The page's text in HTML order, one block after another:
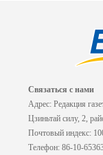
Связаться с нами
Адрес: Редакция
Цзиньтай силу, 2,
Почтовый индекс:
Телефон: 86-10-